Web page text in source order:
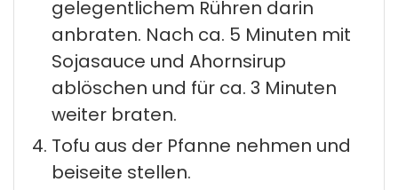
gelegentlichem Rühren darin
anbraten. Nach ca. 5 Minuten mit
Sojasauce und Ahornsirup
ablöschen und für ca. 3 Minuten
weiter braten.
Tofu aus der Pfanne nehmen und
beiseite stellen.